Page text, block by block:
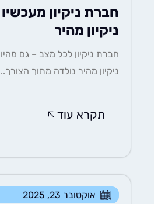
חברת ניקיון מעכשיו
ניקיון מהיר
חברת ניקיון לכל מצב – גם מהיום
ניקיון מהיר נולדה מתוך הצורך....
תקרא עוד
אוקטובר 23, 2025